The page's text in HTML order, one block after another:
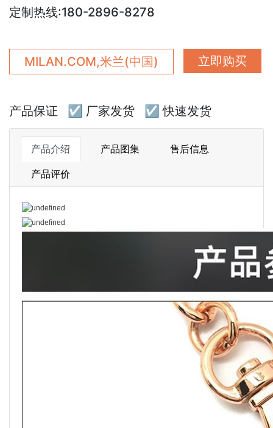
定制热线:180-2896-8278
MILAN.COM,米兰(中国) 立即购买
产品保证 ☑ 厂家发货 ☑ 快速发货
产品介绍 产品图集 售后信息
产品评价